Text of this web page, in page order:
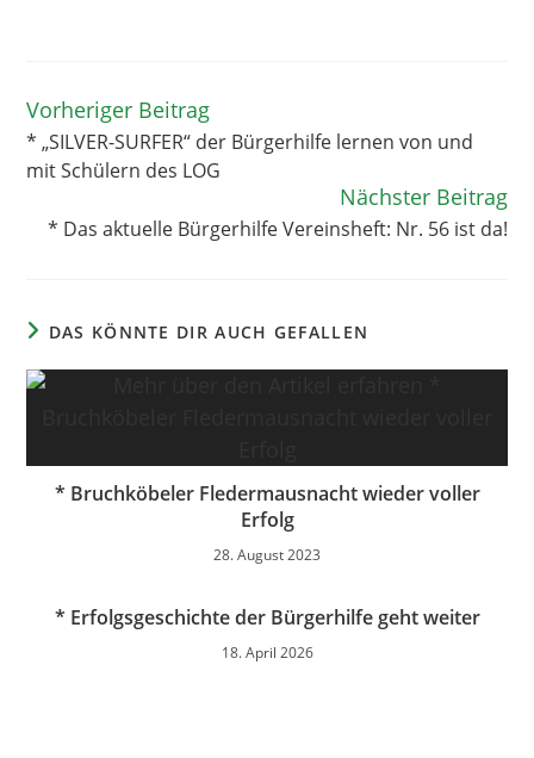
Weitere
Artikel
ansehen
Vorheriger Beitrag
* „SILVER-SURFER“ der Bürgerhilfe lernen von und
mit Schülern des LOG
Nächster Beitrag
* Das aktuelle Bürgerhilfe Vereinsheft: Nr. 56 ist da!
DAS KÖNNTE DIR AUCH GEFALLEN
* Bruchköbeler Fledermausnacht wieder voller
Erfolg
28. August 2023
* Erfolgsgeschichte der Bürgerhilfe geht weiter
18. April 2026